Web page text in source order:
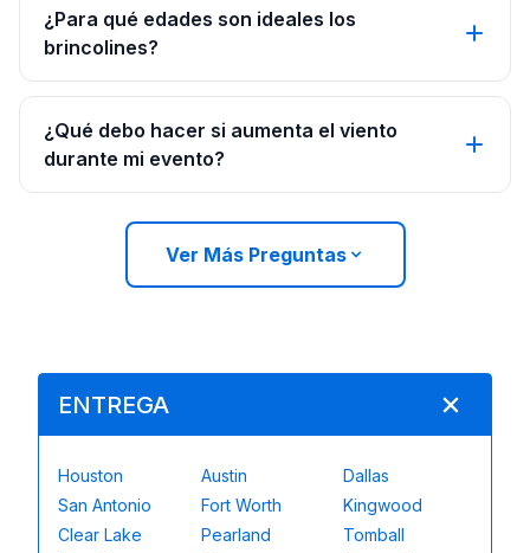
¿Para qué edades son ideales los
brincolines?
¿Qué debo hacer si aumenta el viento
durante mi evento?
Ver Más Preguntas
ENTREGA
Houston Austin
Dallas
San Antonio
Fort Worth
Kingwood
Clear Lake
Pearland
Tomball